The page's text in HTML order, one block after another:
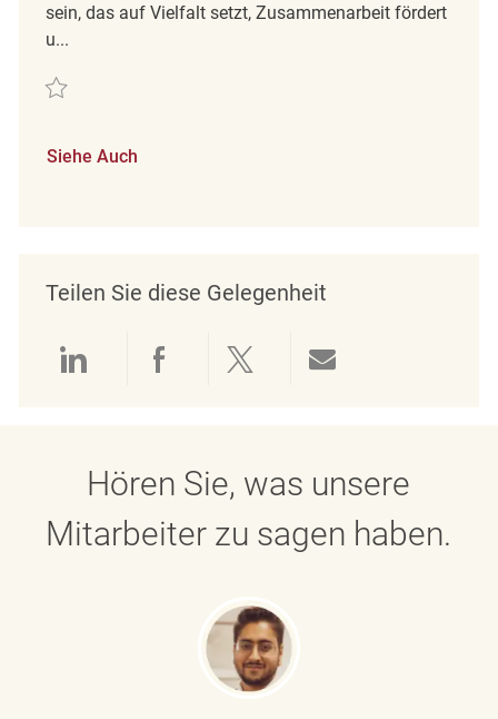
sein, das auf Vielfalt setzt, Zusammenarbeit fördert
u...
Retten Retail Sales Associate REQ139399
Siehe Auch
Teilen Sie diese Gelegenheit
Über LinkedIn teilen
Über Facebook teilen
Über Twitter teilen
Hören Sie, was unsere
Mitarbeiter zu sagen haben.